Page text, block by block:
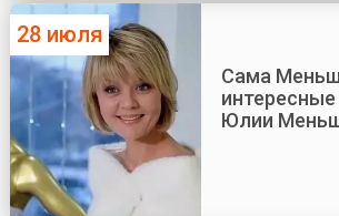
28 июля
Сама
Юлии